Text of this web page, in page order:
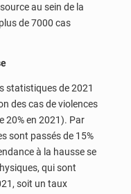
au sein de la
de 7000 cas
statistiques de 2021
des cas de violences
20% en 2021). Par
sont passés de 15%
à la hausse se
qui sont
soit un taux